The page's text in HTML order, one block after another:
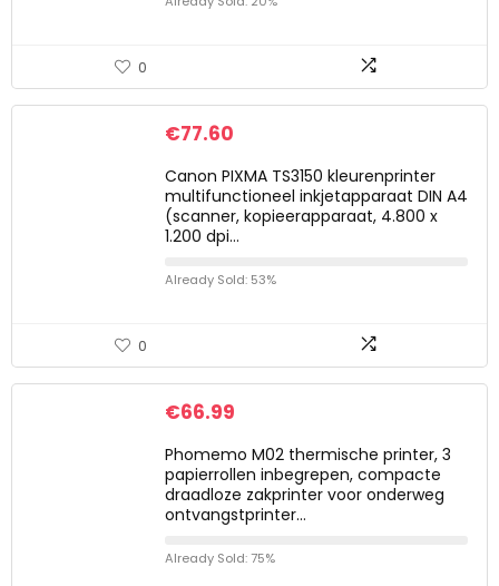
0
€77.60
Canon PIXMA TS3150 kleurenprinter
multifunctioneel inkjetapparaat DIN A4
(scanner, kopieerapparaat, 4.800 x
1.200 dpi…
Already Sold: 53%
0
€66.99
Phomemo M02 thermische printer, 3
papierrollen inbegrepen, compacte
draadloze zakprinter voor onderweg
ontvangstprinter…
Already Sold: 75%